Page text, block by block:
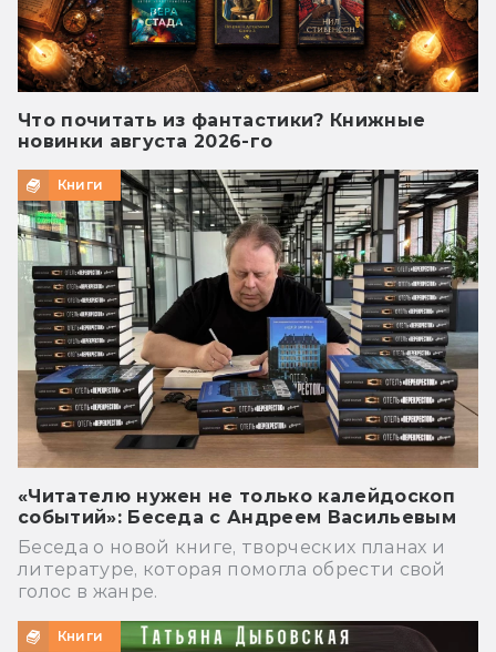
Что почитать из фантастики? Книжные
новинки августа 2026-го
Книги
«Читателю нужен не только калейдоскоп
событий»: Беседа с Андреем Васильевым
Беседа о новой книге, творческих планах и
литературе, которая помогла обрести свой
голос в жанре.
Книги